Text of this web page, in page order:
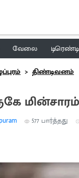
வேலை
திண்டிவனம்
577 பார்த்தது